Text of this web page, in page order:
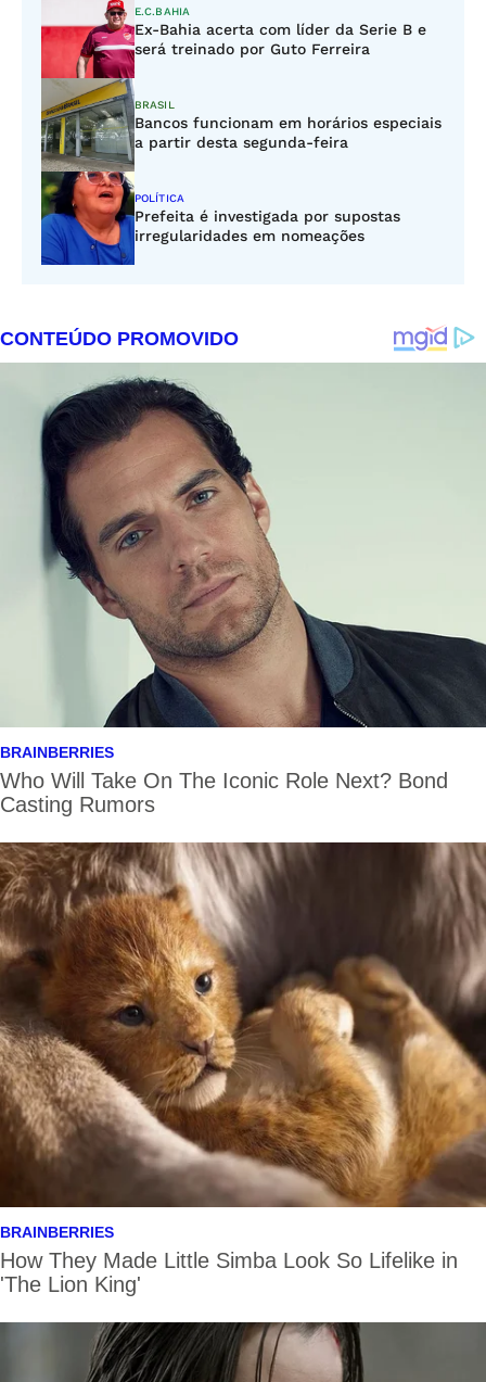
E.C.BAHIA
Ex-Bahia acerta com líder da Serie B e
será treinado por Guto Ferreira
BRASIL
Bancos funcionam em horários especiais
a partir desta segunda-feira
POLÍTICA
Prefeita é investigada por supostas
irregularidades em nomeações